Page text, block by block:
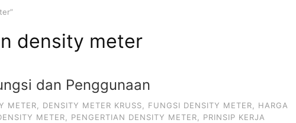
density meter
dan Penggunaan
METER DENSITY METER KRUSS FUNGSI DENSITY METER
HARGA
METER PENGERTIAN DENSITY METER
PRINSIP KERJA